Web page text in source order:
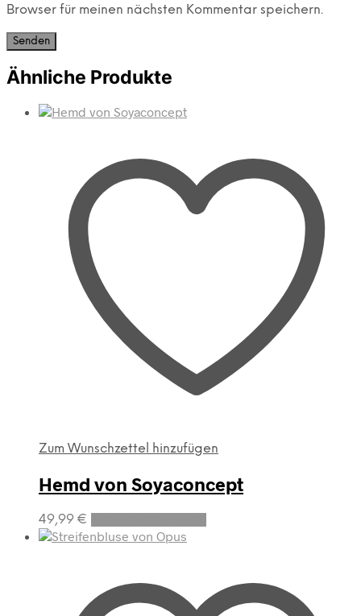
Browser für meinen nächsten Kommentar speichern.
Ähnliche Produkte
Zum Wunschzettel hinzufügen
Hemd von Soyaconcept
49,99 €
Dieses
auf.
Die